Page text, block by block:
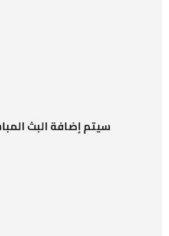
سيتم إضافة البث